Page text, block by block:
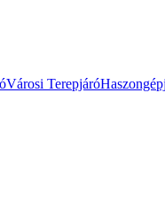
Városi Terepjáró